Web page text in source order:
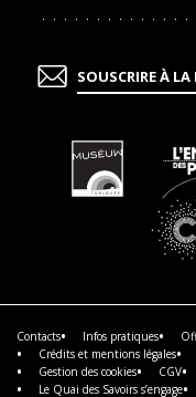
SOUSCRIRE À
En
plus
Contacts Infos pratiques
Crédits et mentions légales
Gestion des cookies
CGV
Le Quai des Savoirs s’engage